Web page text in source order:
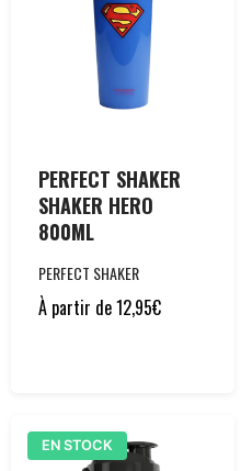
PERFECT SHAKER
SHAKER HERO
800ML
PERFECT SHAKER
À partir de12,95€
EN STOCK